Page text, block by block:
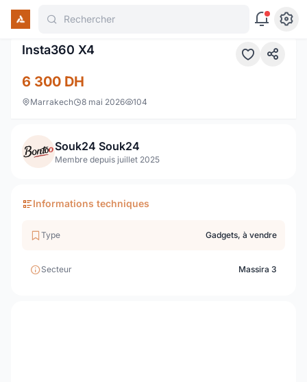
Rechercher
Insta360 X4
6 300 DH
Marrakech 8 mai 2026 104
Souk24 Souk24
Membre depuis juillet 2025
Informations techniques
Type Gadgets, à vendre
Secteur Massira 3